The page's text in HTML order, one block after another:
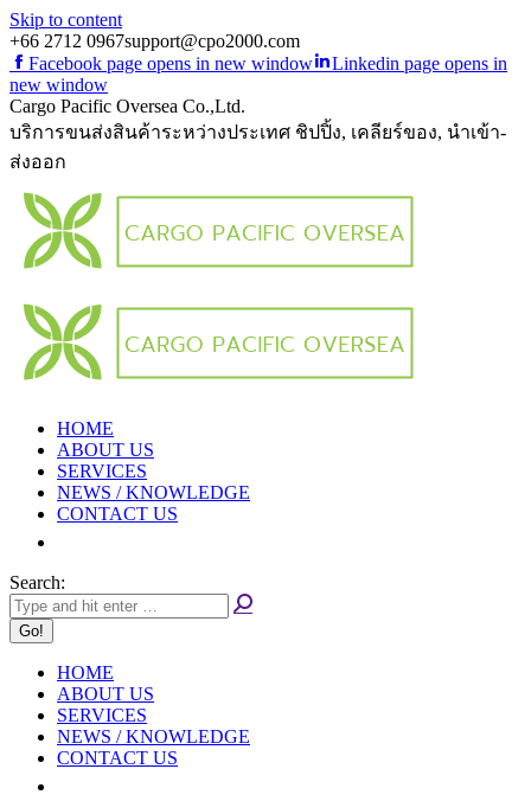
Skip to content
+66 2712 0967support@cpo2000.com
Facebook page opens in new window
Linkedin page opens in
new window
Cargo Pacific Oversea Co.,Ltd.
บริการขนส่งสินค้าระหว่างประเทศ ชิปปิ้ง, เคลียร์ของ, นำเข้า-
ส่งออก
HOME
ABOUT US
SERVICES
NEWS / KNOWLEDGE
CONTACT US
Search:
HOME
ABOUT US
SERVICES
NEWS / KNOWLEDGE
CONTACT US